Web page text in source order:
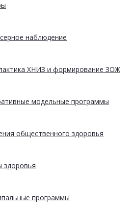
наблюдение
ХНИЗ и формирование ЗОЖ
модельные программы
общественного здоровья
здоровья
программы